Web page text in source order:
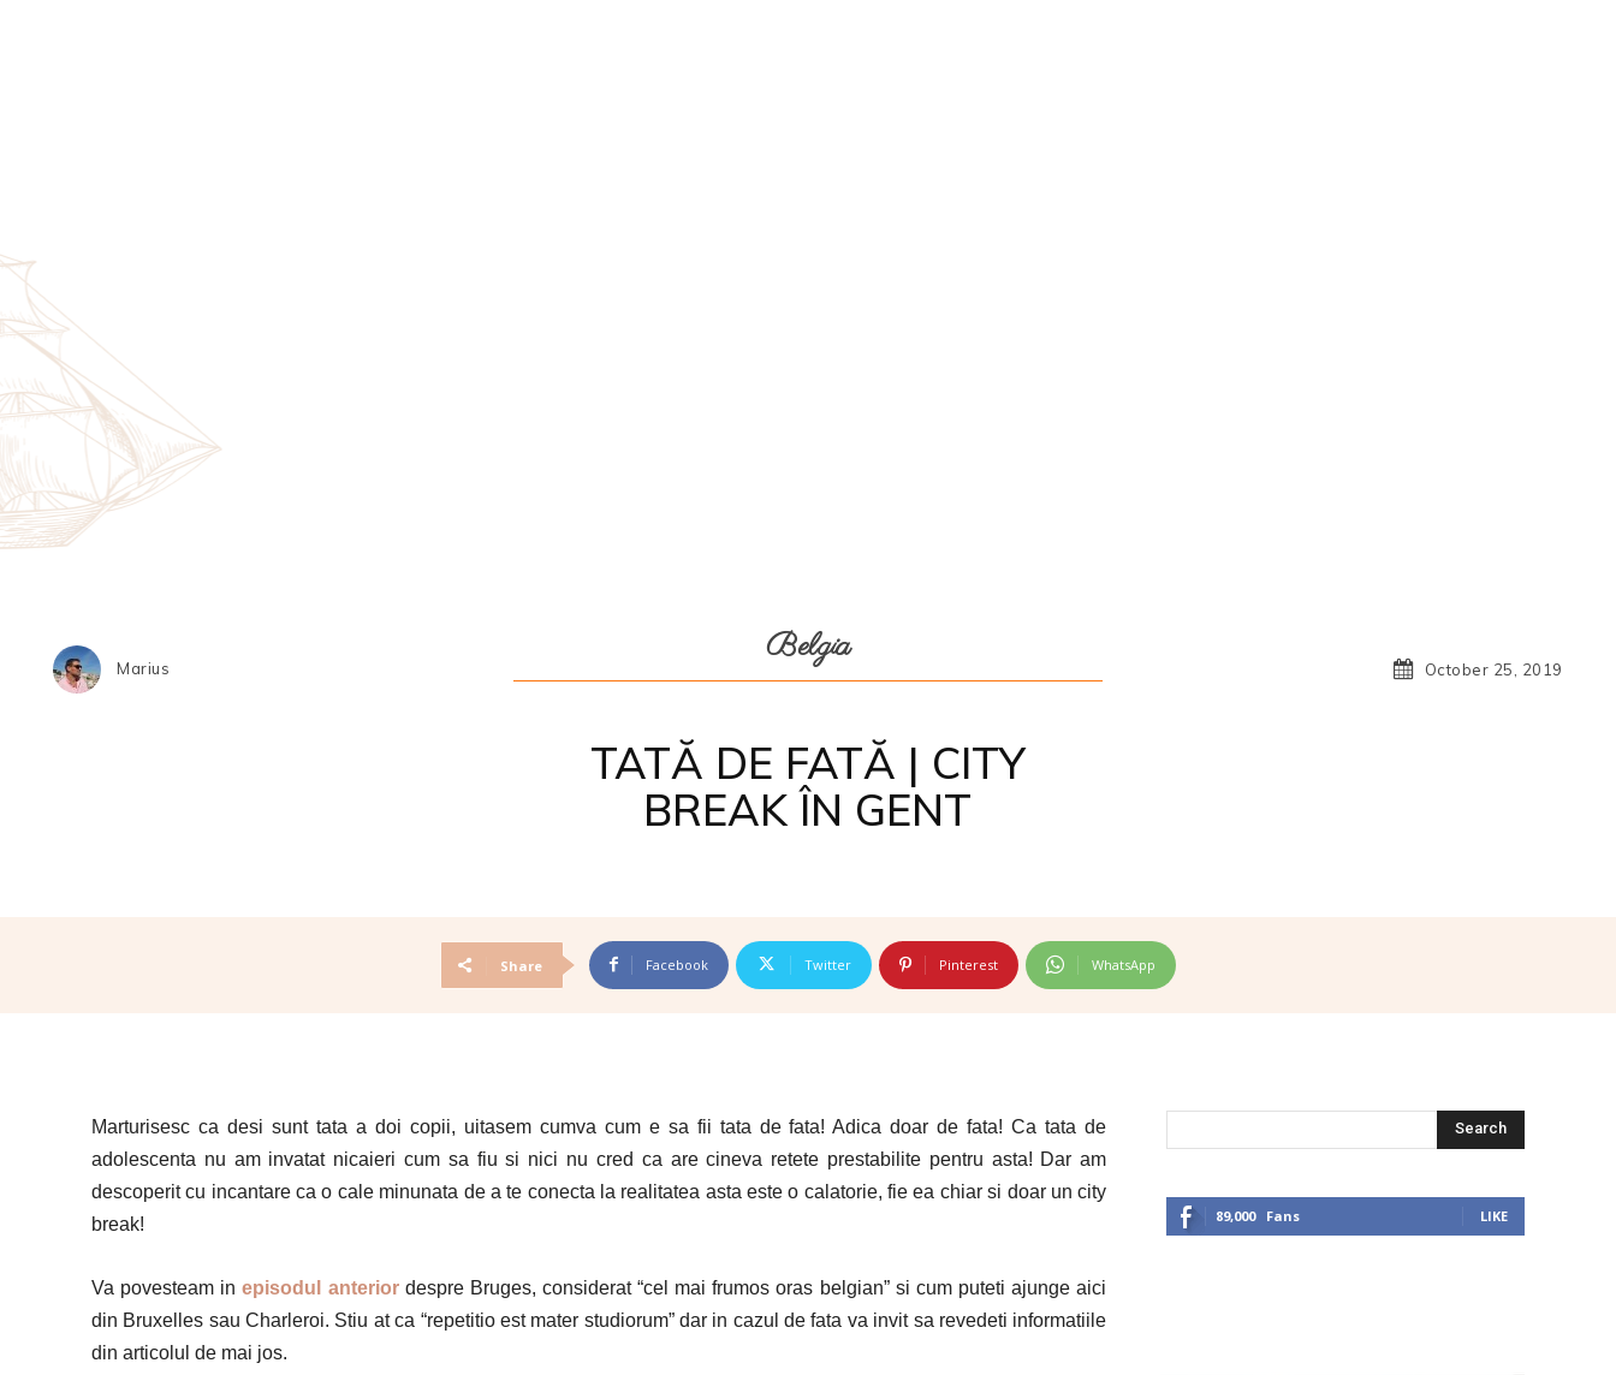
Marius
Belgia
TATĂ DE FATĂ | CITY
BREAK ÎN GENT
October 25, 2019
Share Facebook Twitter Pinterest WhatsApp
Marturisesc ca desi sunt tata a doi copii, uitasem cumva cum e sa fii tata de fata! Adica doar de fata! Ca tata de
adolescenta nu am invatat nicaieri cum sa fiu si nici nu cred ca are cineva retete prestabilite pentru asta! Dar am
descoperit cu incantare ca o cale minunata de a te conecta la realitatea asta este o calatorie, fie ea chiar si doar un city
break!
Va povesteam inepisodul anteriordespre Bruges, considerat “cel mai frumos oras belgian” si cum puteti ajunge aici
din Bruxelles sau Charleroi. Stiu at ca “repetitio est mater studiorum” dar in cazul de fata va invit sa revedeti informatiile
din articolul de mai jos.
Search
89,000 Fans LIKE